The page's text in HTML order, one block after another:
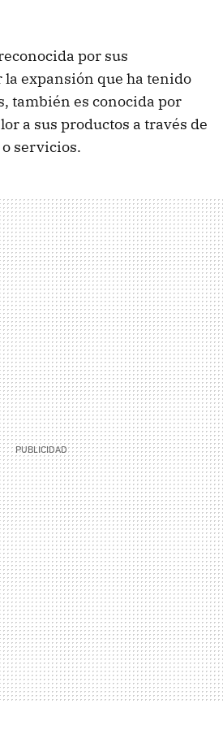
por sus
expansión que ha tenido
también es conocida por
a sus productos a través de
servicios.